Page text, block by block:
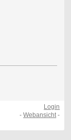
Login
-Webansicht-